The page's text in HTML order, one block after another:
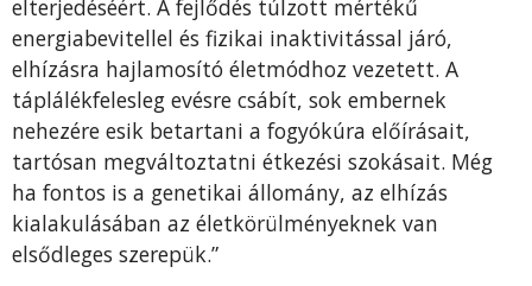
elterjedéséért. A fejlődés túlzott mértékű
energiabevitellel és fizikai inaktivitással járó,
elhízásra hajlamosító életmódhoz vezetett. A
táplálékfelesleg evésre csábít, sok embernek
nehezére esik betartani a fogyókúra előírásait,
tartósan megváltoztatni étkezési szokásait. Még
ha fontos is a genetikai állomány, az elhízás
kialakulásában az életkörülményeknek van
elsődleges szerepük.”